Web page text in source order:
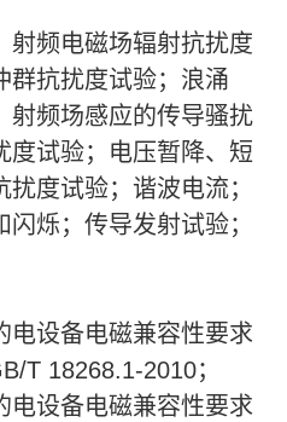
射频电磁场辐射抗扰度
群抗扰度试验；浪涌
射频场感应的传导骚扰
度试验；电压暂降、短
度试验；谐波电流；
烁；传导发射试验；
电设备电磁兼容性要求
T 18268.1-2010；
电设备电磁兼容性要求